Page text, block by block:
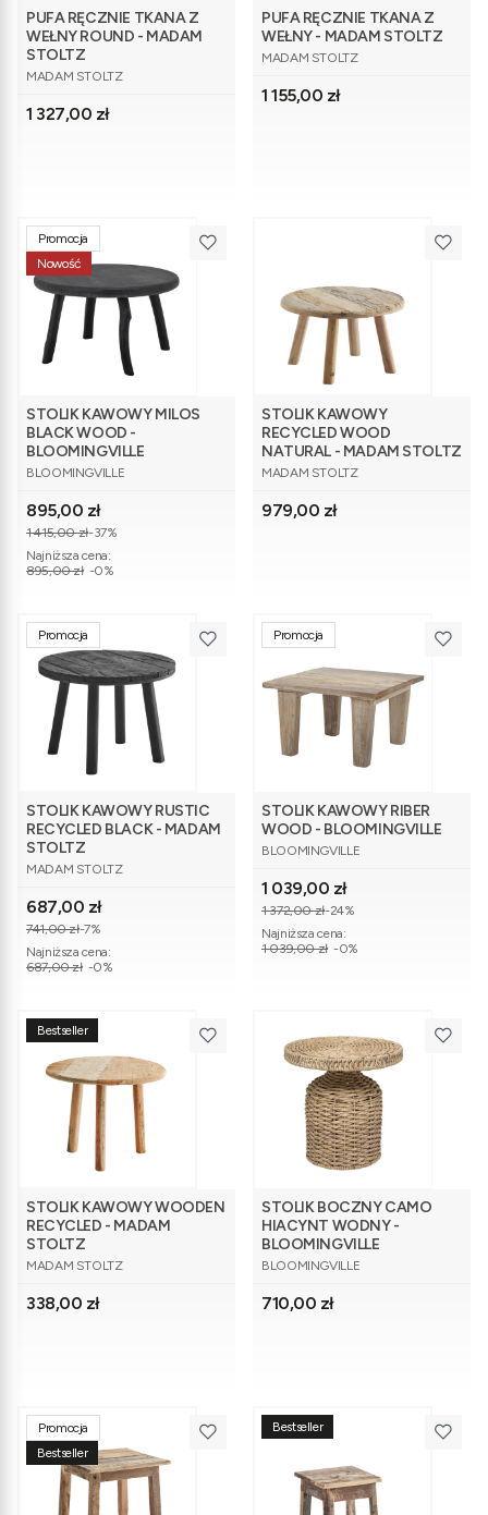
PUFA RĘCZNIE TKANA Z
WEŁNY ROUND - MADAM
STOLTZ
PRODUCENT
MADAM STOLTZ
Cena
1 327,00 zł
PUFA RĘCZNIE TKANA Z
WEŁNY - MADAM STOLTZ
PRODUCENT
MADAM STOLTZ
Cena
1 155,00 zł
Promocja
Nowość
STOLIK KAWOWY MILOS
BLACK WOOD -
BLOOMINGVILLE
PRODUCENT
BLOOMINGVILLE
Cena promocyjna
895,00 zł
1 415,00 zł-37%
Najniższa cena:
895,00 zł -0%
STOLIK KAWOWY
RECYCLED WOOD
NATURAL - MADAM STOLTZ
PRODUCENT
MADAM STOLTZ
Cena
979,00 zł
Promocja
STOLIK KAWOWY RUSTIC
RECYCLED BLACK - MADAM
STOLTZ
PRODUCENT
MADAM STOLTZ
Cena promocyjna
687,00 zł
741,00 zł-7%
Najniższa cena:
687,00 zł -0%
Promocja
STOLIK KAWOWY RIBER
WOOD - BLOOMINGVILLE
PRODUCENT
BLOOMINGVILLE
Cena promocyjna
1 039,00 zł
1 372,00 zł-24%
Najniższa cena:
1 039,00 zł -0%
Bestseller
STOLIK KAWOWY WOODEN
RECYCLED - MADAM
STOLTZ
PRODUCENT
MADAM STOLTZ
Cena
338,00 zł
STOLIK BOCZNY CAMO
HIACYNT WODNY -
BLOOMINGVILLE
PRODUCENT
BLOOMINGVILLE
Cena
710,00 zł
Promocja
Bestseller
Bestseller